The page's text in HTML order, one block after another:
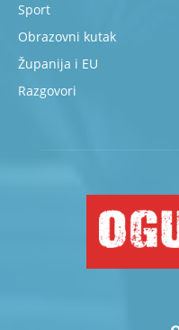
Sport
Obrazovni kutak
Županija i EU
Razgovori